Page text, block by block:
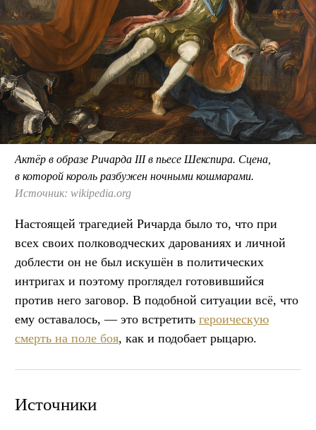
Актёр в образе Ричарда III в пьесе Шекспира. Сцена,
в которой король разбужен ночными кошмарами.
Источник: wikipedia.org
Настоящей трагедией Ричарда было то, что при
всех своих полководческих дарованиях и личной
доблести он не был искушён в политических
интригах и поэтому проглядел готовившийся
против него заговор. В подобной ситуации всё, что
ему оставалось, — это встретить героическую
смерть на поле боя, как и подобает рыцарю.
Источники